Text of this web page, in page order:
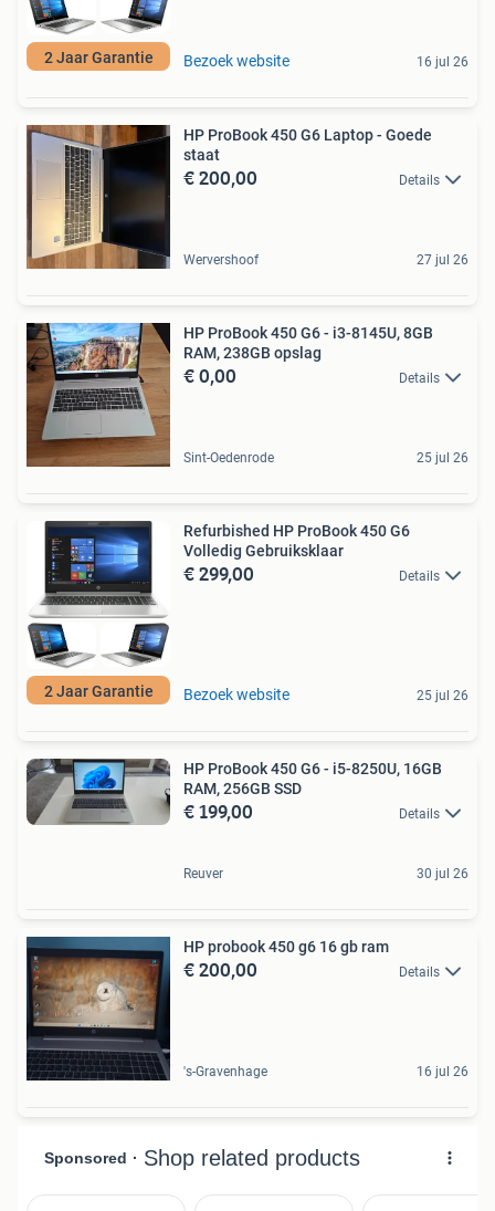
2 Jaar Garantie Bezoek website 16 jul 26
HP ProBook 450 G6 Laptop - Goede
staat
€ 200,00 Details
Wervershoof 27 jul 26
HP ProBook 450 G6 - i3-8145U, 8GB
RAM, 238GB opslag
€ 0,00 Details
Sint-Oedenrode 25 jul 26
2 Jaar Garantie
Refurbished HP ProBook 450 G6
Volledig Gebruiksklaar
€ 299,00 Details
Bezoek website 25 jul 26
HP ProBook 450 G6 - i5-8250U, 16GB
RAM, 256GB SSD
€ 199,00 Details
Reuver 30 jul 26
HP probook 450 g6 16 gb ram
€ 200,00 Details
's-Gravenhage 16 jul 26